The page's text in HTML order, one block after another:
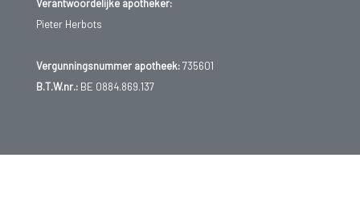
Verantwoordelijke apotheker:
Pieter Herbots
Vergunningsnummer apotheek:735601
B.T.W.nr.:BE 0884.869.137